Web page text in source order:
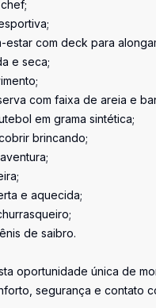
estar com deck para
e seca;
com faixa de areia e
em grama sintética;
brincando;
e aquecida;
de saibro.
oportunidade única de
segurança e contato